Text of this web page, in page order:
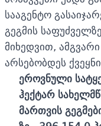
სააგენტო
გეგმის
მიხედვით,
არსებობდეს
ეროვნული
ჰექტარ
მართვის